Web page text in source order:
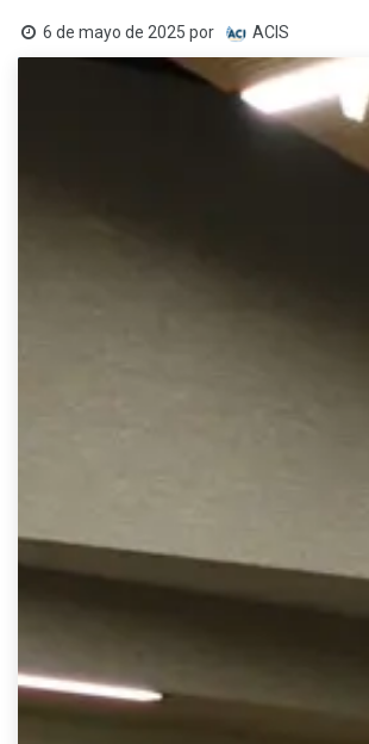
6 de mayo de 2025 por ACIS